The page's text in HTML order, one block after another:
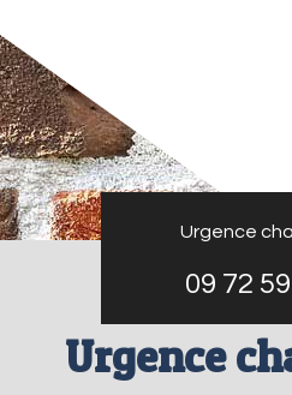
Urgence
09 72
Urgence